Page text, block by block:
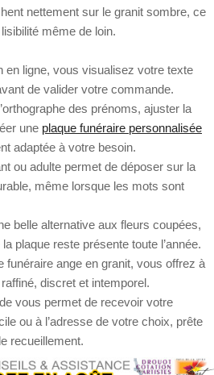
nettement sur le granit sombre, ce
même de loin.
en ligne, vous visualisez votre texte
de valider votre commande.
des prénoms, ajuster la
une plaque funéraire personnalisée
adaptée à votre besoin.
ou adulte permet de déposer sur la
même lorsque les mots sont
belle alternative aux fleurs coupées,
plaque reste présente toute l’année.
funéraire ange en granit, vous offrez à
discret et intemporel.
vous permet de recevoir votre
ou à l’adresse de votre choix, prête
recueillement.